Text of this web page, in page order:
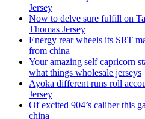
Jersey
Now to delve sure fulfill on
Thomas Jersey
Energy rear wheels its SRT
from china
Your amazing self capricorn
what things wholesale jerseys
Ayoka different runs roll
Jersey
Of excited 904’s caliber this
china